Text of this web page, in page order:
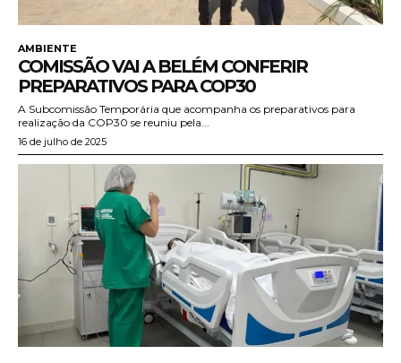
AMBIENTE
COMISSÃO VAI A BELÉM CONFERIR
PREPARATIVOS PARA COP30
A Subcomissão Temporária que acompanha os preparativos para
realização da COP30 se reuniu pela...
16 de julho de 2025